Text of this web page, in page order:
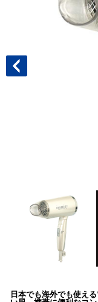
日本でも海外でも使え